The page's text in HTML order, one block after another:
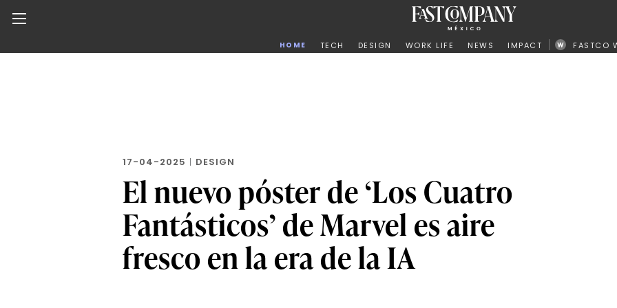
Noticias de negocios, innovación, tecnología y diseño
HOME TECH DESIGN WORK LIFE NEWS IMPACT FASTCO
17-04-2025 | DESIGN
El nuevo póster de ‘Los Cuatro
Fantásticos’ de Marvel es aire
fresco en la era de la IA